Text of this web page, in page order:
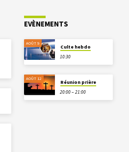
EVÈNEMENTS
AOÛT 9
Culte hebdo
10:30
AOÛT 12
Réunion prière
20:00 – 21:00